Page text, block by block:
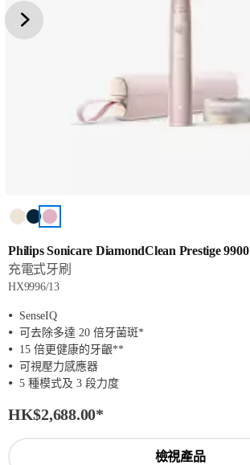
Philips Sonicare DiamondClean Prestige 9900
充電式牙刷
HX9996/13
SenseIQ
可去除多達 20 倍牙菌斑*
15 倍更健康的牙齦**
可視壓力感應器
5 種模式及 3 段力度
HK$2,688.00*
檢視產品